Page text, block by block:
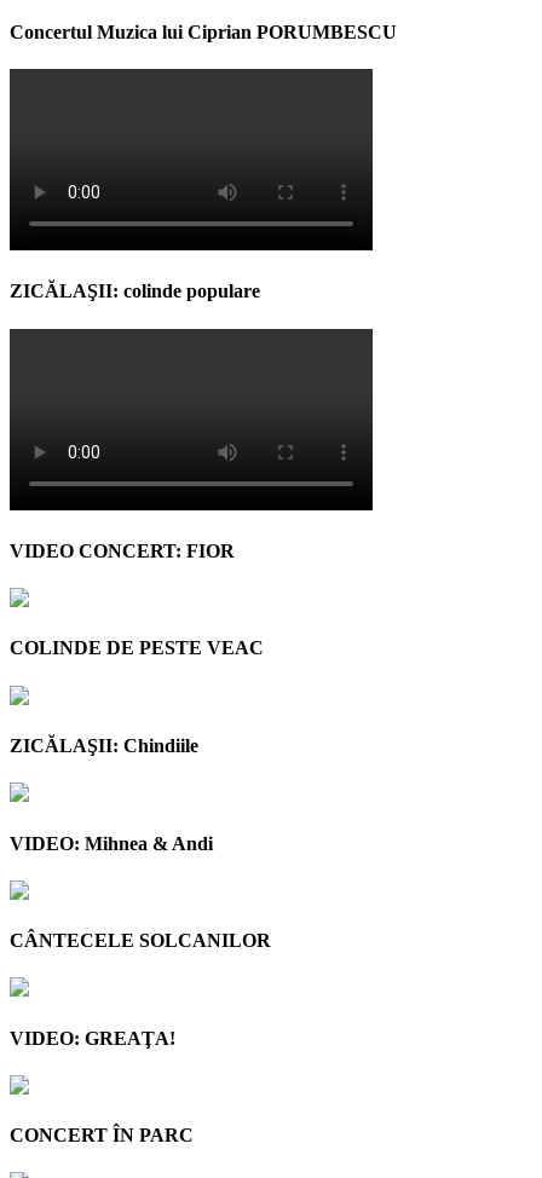
Concertul Muzica lui Ciprian PORUMBESCU
ZICĂLAŞII: colinde populare
VIDEO CONCERT: FIOR
COLINDE DE PESTE VEAC
ZICĂLAŞII: Chindiile
VIDEO: Mihnea & Andi
CÂNTECELE SOLCANILOR
VIDEO: GREAŢA!
CONCERT ÎN PARC